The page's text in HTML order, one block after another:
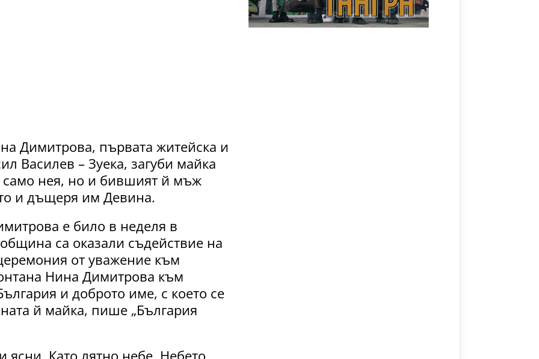
Димитрова, първата житейска и
Василев – Зуека, загуби майка
само нея, но и бившият й мъж
и дъщеря им Девина.
е било в неделя в
са оказали съдействие на
от уважение към
Нина Димитрова към
и доброто име, с което се
й майка, пише „България